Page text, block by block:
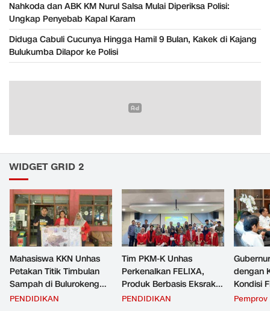
Nahkoda dan ABK KM Nurul Salsa Mulai Diperiksa Polisi:
Ungkap Penyebab Kapal Karam
Diduga Cabuli Cucunya Hingga Hamil 9 Bulan, Kakek di Kajang
Bulukumba Dilapor ke Polisi
WIDGET GRID 2
Mahasiswa KKN Unhas
Petakan Titik Timbulan
Sampah di Bulurokeng
untuk Dukung Program
PENDIDIKAN
Tim PKM-K Unhas
Perkenalkan FELIXA,
Produk Berbasis Eksrak
Buah Pare untuk
PENDIDIKAN
dengan
Kondisi
Transfer
Pemprov